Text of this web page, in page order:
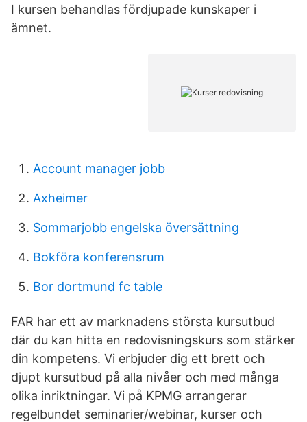
I kursen behandlas fördjupade kunskaper i
ämnet.
Account manager jobb
Axheimer
Sommarjobb engelska översättning
Bokföra konferensrum
Bor dortmund fc table
FAR har ett av marknadens största kursutbud
där du kan hitta en redovisningskurs som stärker
din kompetens. Vi erbjuder dig ett brett och
djupt kursutbud på alla nivåer och med många
olika inriktningar. Vi på KPMG arrangerar
regelbundet seminarier/webinar, kurser och